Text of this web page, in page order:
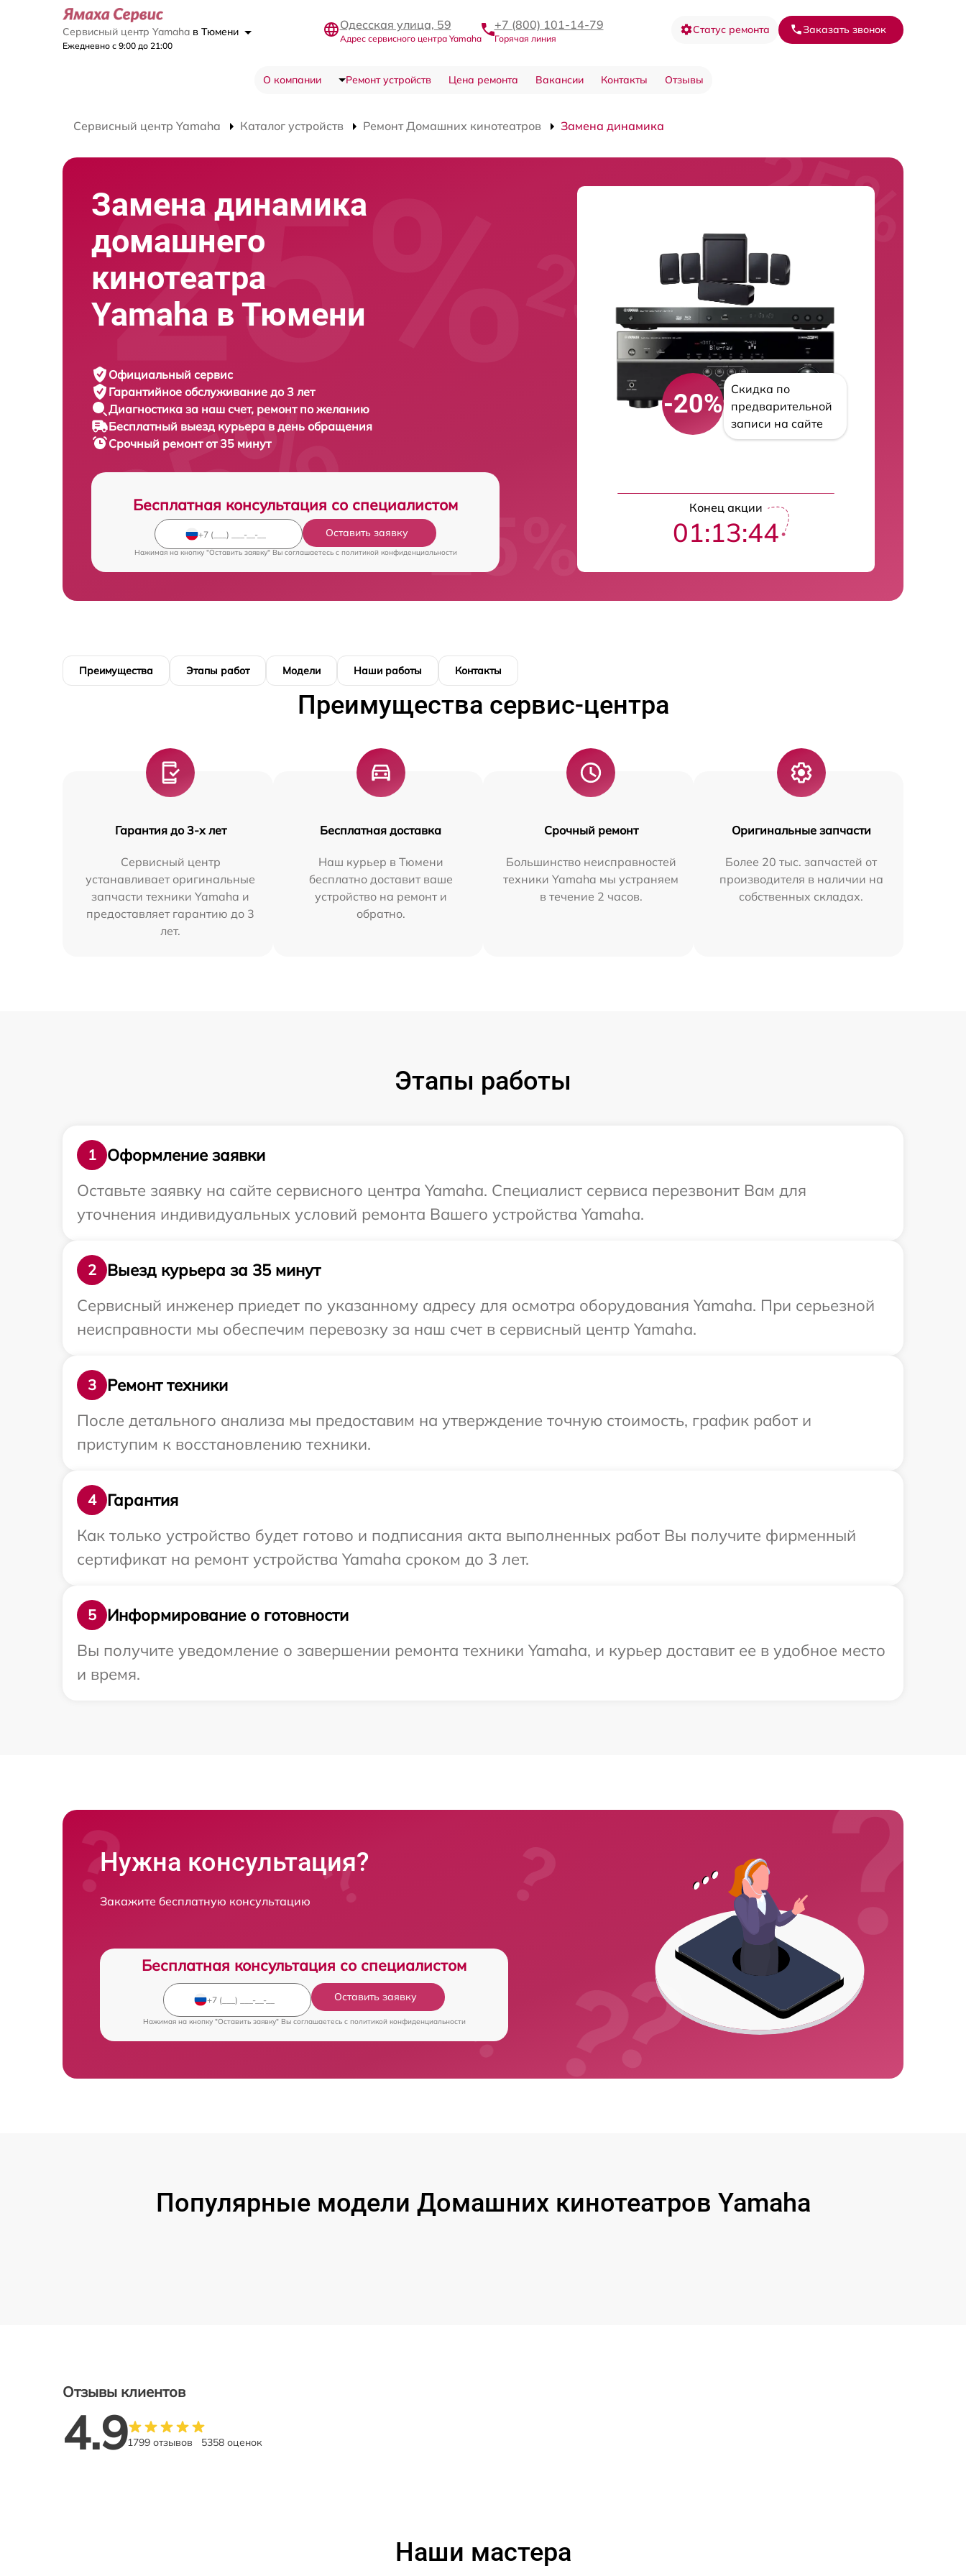
Сервисный центр Yamaha в Тюмени
Ежедневно с 9:00 до 21:00
Одесская улица, 59
Адрес сервисного центра Yamaha
+7 (800) 101-14-79
Горячая линия
Статус ремонта Заказать звонок
О компании Ремонт устройств Цена ремонта Вакансии Контакты Отзывы
Сервисный центр Yamaha Каталог устройств Ремонт Домашних кинотеатров Замена динамика
Замена динамика
домашнего
кинотеатра
Yamaha в Тюмени
Официальный сервис
Гарантийное обслуживание до 3 лет
Диагностика за наш счет, ремонт по желанию
Бесплатный выезд курьера в день обращения
Срочный ремонтот 35 минут
Бесплатная консультация со специалистом
Оставить заявку
Нажимая на кнопку "Оставить заявку" Вы соглашаетесь c политикой конфиденциальности
-20%
Скидка по
предварительной
записи на сайте
Конец акции
01:13:43
Преимущества Этапы работ Модели Наши работы Контакты
Преимущества сервис-центра
Гарантия до 3-х лет
Сервисный центр
устанавливает оригинальные
запчасти техники Yamaha и
предоставляет гарантию до 3
лет.
Бесплатная доставка
Наш курьер в Тюмени
бесплатно доставит ваше
устройство на ремонт и
обратно.
Срочный ремонт
Большинство неисправностей
техники Yamaha мы устраняем
в течение 2 часов.
Оригинальные запчасти
Более 20 тыс. запчастей от
производителя в наличии на
собственных складах.
Этапы работы
1
Оформление заявки
Оставьте заявку на сайте сервисного центра Yamaha. Специалист сервиса перезвонит Вам для
уточнения индивидуальных условий ремонта Вашего устройства Yamaha.
2
Выезд курьера за 35 минут
Сервисный инженер приедет по указанному адресу для осмотра оборудования Yamaha. При серьезной
неисправности мы обеспечим перевозку за наш счет в сервисный центр Yamaha.
3
Ремонт техники
После детального анализа мы предоставим на утверждение точную стоимость, график работ и
приступим к восстановлению техники.
4
Гарантия
Как только устройство будет готово и подписания акта выполненных работ Вы получите фирменный
сертификат на ремонт устройства Yamaha сроком до 3 лет.
5
Информирование о готовности
Вы получите уведомление о завершении ремонта техники Yamaha, и курьер доставит ее в удобное место
и время.
Нужна консультация?
Закажите бесплатную консультацию
Бесплатная консультация со специалистом
Оставить заявку
Нажимая на кнопку "Оставить заявку" Вы соглашаетесь c политикой конфиденциальности
Популярные модели Домашних кинотеатров Yamaha
Отзывы клиентов
4.91799 отзывов 5358 оценок
Наши мастера